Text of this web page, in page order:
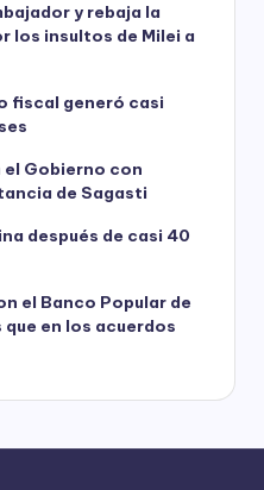
y rebaja la
los insultos de Milei a
fiscal generó casi
el Gobierno con
de Sagasti
después de casi 40
el Banco Popular de
que en los acuerdos